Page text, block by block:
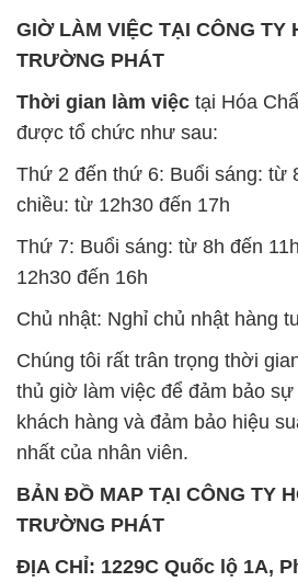
GIỜ LÀM VIỆC TẠI CÔNG TY
TRƯỜNG PHÁT
Thời gian làm việc tại Hóa
được tổ chức như sau:
Thứ 2 đến thứ 6: Buổi sáng: từ
chiều: từ 12h30 đến 17h
Thứ 7: Buổi sáng: từ 8h đến
12h30 đến 16h
Chủ nhật: Nghỉ chủ nhật hàng
Chúng tôi rất trân trọng thời
thủ giờ làm việc để đảm bảo
khách hàng và đảm bảo hiệu
nhất của nhân viên.
BẢN ĐỒ MAP TẠI CÔNG TY
TRƯỜNG PHÁT
ĐỊA CHỈ: 1229C Quốc lộ 1A,